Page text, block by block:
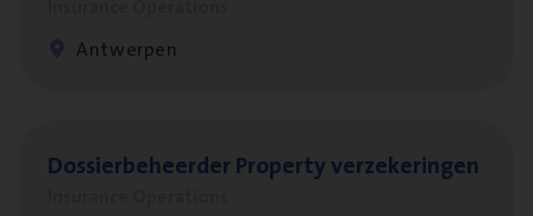
Antwerpen
Dos­sier­be­heer­der Pro­per­ty verzekeringen